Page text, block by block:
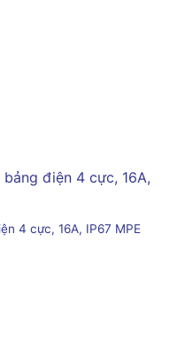
4 cực, 16A, IP67 MPE